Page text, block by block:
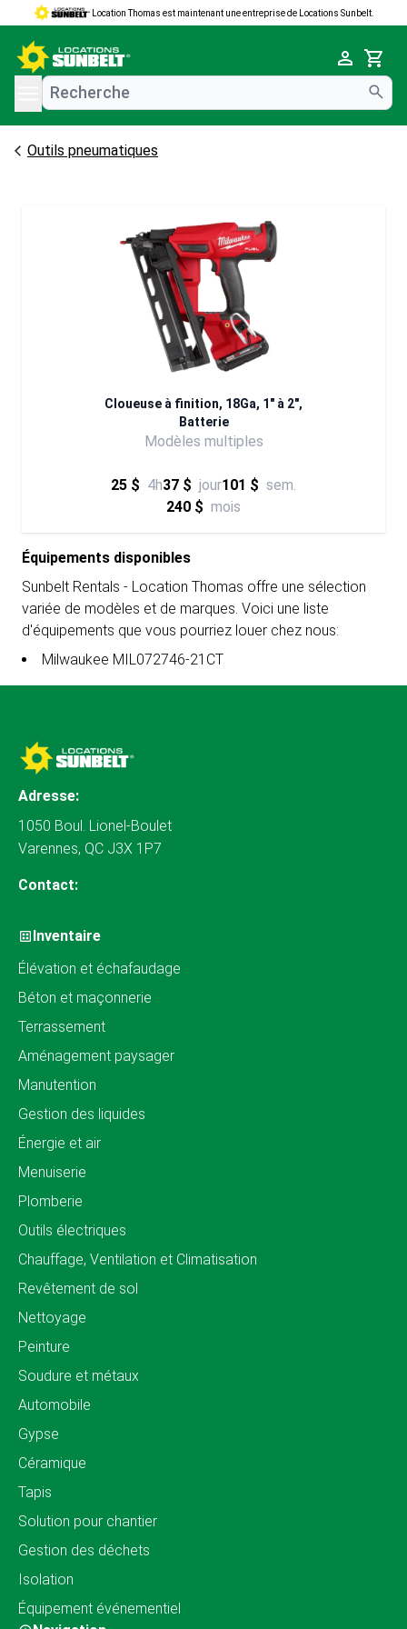
Location Thomas est maintenant une entreprise de Locations Sunbelt.
Cart
menu
Outils pneumatiques
Cloueuse à finition, 18Ga, 1" à 2",
Batterie
Modèles multiples
25 $ 4h37 $ jour101 $ sem.
240 $ mois
Équipements disponibles
Sunbelt Rentals - Location Thomas offre une sélection
variée de modèles et de marques. Voici une liste
d'équipements que vous pourriez louer chez nous:
Milwaukee MIL072746-21CT
Adresse:
1050 Boul. Lionel-Boulet
Varennes, QC J3X 1P7
Contact:
Inventaire
Élévation et échafaudage
Béton et maçonnerie
Terrassement
Aménagement paysager
Manutention
Gestion des liquides
Énergie et air
Menuiserie
Plomberie
Outils électriques
Chauffage, Ventilation et Climatisation
Revêtement de sol
Nettoyage
Peinture
Soudure et métaux
Automobile
Gypse
Céramique
Tapis
Solution pour chantier
Gestion des déchets
Isolation
Équipement événementiel